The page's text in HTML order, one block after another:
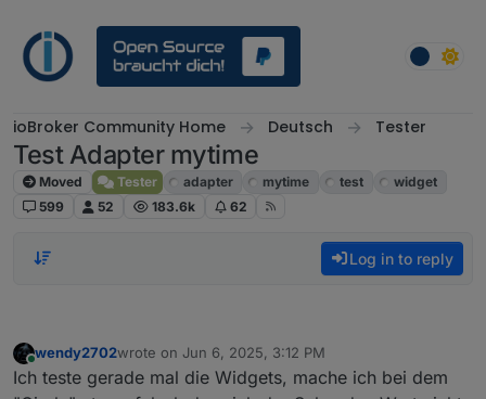
ioBroker Community Home Deutsch Tester
Test Adapter mytime
Moved Tester adapter mytime test
widget
599
52 183.6k 62
Log in to reply
Online
wendy2702wrote on Jun 6, 2025, 3:12 PM
last edited by
Ich teste gerade mal die Widgets, mache ich bei dem